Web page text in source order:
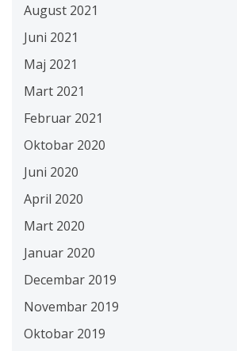
August 2021
Juni 2021
Maj 2021
Mart 2021
Februar 2021
Oktobar 2020
Juni 2020
April 2020
Mart 2020
Januar 2020
Decembar 2019
Novembar 2019
Oktobar 2019